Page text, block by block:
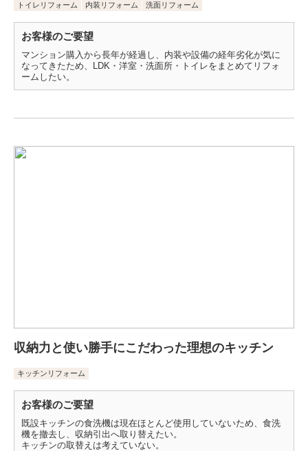
トイレリフォーム 内装リフォーム 洗面リフォーム
お客様のご要望
マンション購入から長年が経過し、内装や設備の経年劣化が気に
なってきたため、LDK・洋室・洗面所・トイレをまとめてリフォ
ームしたい。
収納力と使い勝手にこだわった理想のキッチン
キッチンリフォーム
お客様のご要望
既設キッチンの食洗機は現在ほとんど使用していないため、食洗
機を撤去し、収納引出へ取り替えたい。
キッチンの取替えは考えていない。